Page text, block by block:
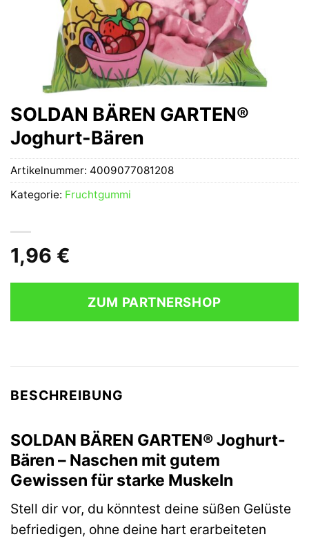
SOLDAN BÄREN GARTEN®
Joghurt-Bären
1,96 €
ZUM PARTNERSHOP
Artikelnummer: 4009077081208
Kategorie: Fruchtgummi
BESCHREIBUNG
SOLDAN BÄREN GARTEN® Joghurt-
Bären – Naschen mit gutem
Gewissen für starke Muskeln
Stell dir vor, du könntest deine süßen Gelüste
befriedigen, ohne deine hart erarbeiteten